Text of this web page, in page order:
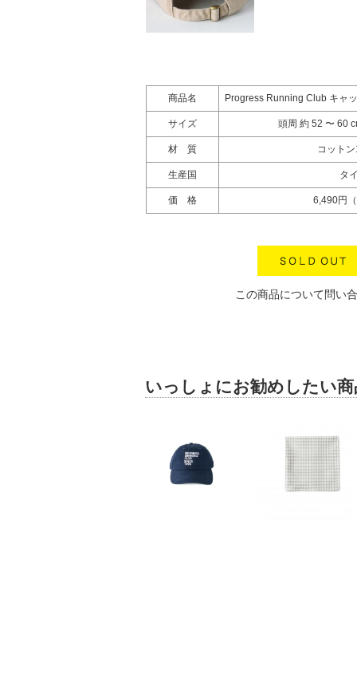
商品名 Progress Running Club キャ
サイズ 頭周 約 52 〜 60
材 質 コット
生産国 タ
価 格 6,490円
この商品について問い
いっしょにお勧めしたい商